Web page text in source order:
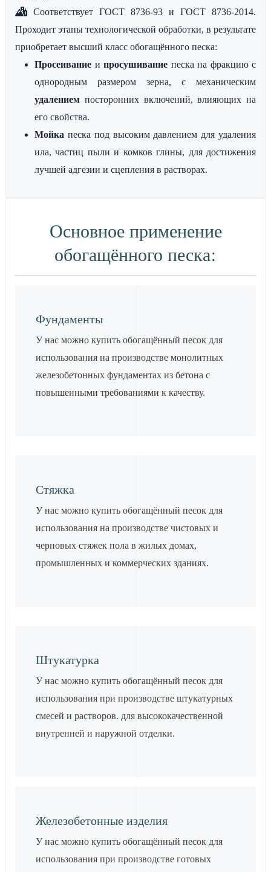
Соответствует ГОСТ 8736-93 и ГОСТ 8736-2014.
Проходит этапы технологической обработки, в результате
приобретает высший класс обогащённого песка:
Просеивание и просушивание песка на фракцию с
однородным размером зерна, с механическим
удалением посторонних включений, влияющих на
его свойства.
Мойка песка под высоким давлением для удаления
ила, частиц пыли и комков глины, для достижения
лучшей адгезии и сцепления в растворах.
Основное применение
обогащённого песка:
Фундаменты
У нас можно купить обогащённый песок для
использования на производстве монолитных
железобетонных фундаментах из бетона с
повышенными требованиями к качеству.
Стяжка
У нас можно купить обогащённый песок для
использования на производстве чистовых и
черновых стяжек пола в жилых домах,
промышленных и коммерческих зданиях.
Штукатурка
У нас можно купить обогащённый песок для
использования при производстве штукатурных
смесей и растворов. для высококачественной
внутренней и наружной отделки.
Железобетонные изделия
У нас можно купить обогащённый песок для
использования при производстве готовых